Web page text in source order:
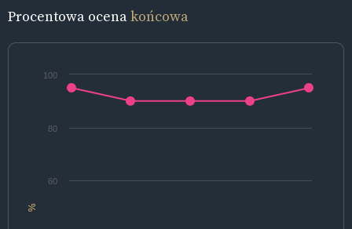
Procentowa ocenakońcowa
%
60
80
100